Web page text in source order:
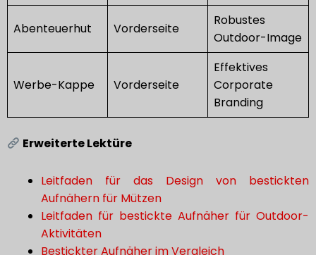
Abenteuerhut Vorderseite
Robustes
Outdoor-Image
Werbe-Kappe Vorderseite
Effektives
Corporate
Branding
Erweiterte Lektüre
Leitfaden für das Design von bestickten
Aufnähern für Mützen
Leitfaden für bestickte Aufnäher für Outdoor-
Aktivitäten
Bestickter Aufnäher im Vergleich